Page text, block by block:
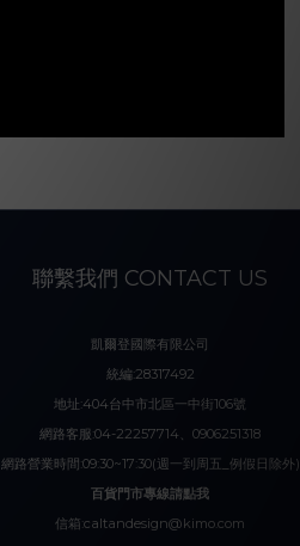
聯繫我們 CONTACT US
凱爾登國際有限公司
統編:28317492
地址:404台中市北區一中街106號
網路客服:04-22257714、0906251318
網路營業時間:09:30~17:30(週一到周五_例假日除外)
百貨門市專線請點我
信箱:caltandesign@kimo.com